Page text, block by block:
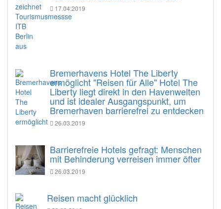
17.04.2019
Bremerhavens Hotel The Liberty
ermöglicht "Reisen für Alle" Hotel The
Liberty liegt direkt in den Havenwelten
und ist idealer Ausgangspunkt, um
Bremerhaven barrierefrei zu entdecken
26.03.2019
Barrierefreie Hotels gefragt: Menschen
mit Behinderung verreisen immer öfter
26.03.2019
Reisen macht glücklich